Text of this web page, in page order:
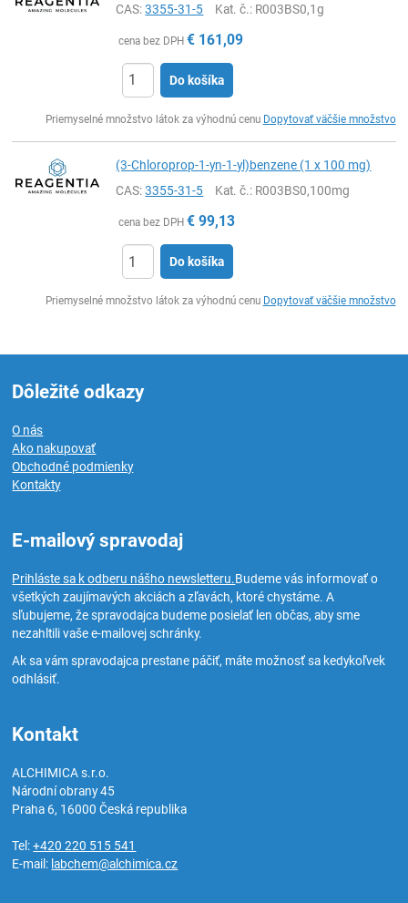
CAS:3355-31-5 Kat. č.: R003BS0,1g
cena bez DPH € 161,09
Do košíka
Priemyselné množstvo látok za výhodnú cenu Dopytovať väčšie množstvo
(3-Chloroprop-1-yn-1-yl)benzene (1 x 100 mg)
CAS:3355-31-5 Kat. č.: R003BS0,100mg
cena bez DPH € 99,13
Do košíka
Priemyselné množstvo látok za výhodnú cenu Dopytovať väčšie množstvo
Dôležité odkazy
O nás
Ako nakupovať
Obchodné podmienky
Kontakty
E-mailový spravodaj
Prihláste sa k odberu nášho newsletteru.Budeme vás informovať o
všetkých zaujímavých akciách a zľavách, ktoré chystáme. A
sľubujeme, že spravodajca budeme posielať len občas, aby sme
nezahltili vaše e-mailovej schránky.
Ak sa vám spravodajca prestane páčiť, máte možnosť sa kedykoľvek
odhlásiť.
Kontakt
ALCHIMICA s.r.o.
Národní obrany 45
Praha 6, 16000Česká republika
Tel:+420 220 515 541
E-mail: labchem@alchimica.cz